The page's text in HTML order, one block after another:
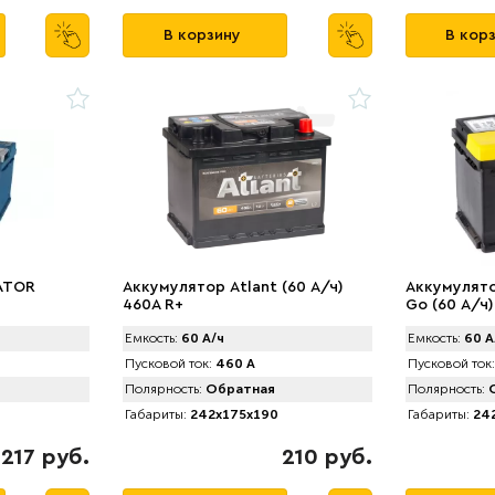
В корзину В
217 руб.
Аккумулятор Atlant (60 А/ч)
460A R+
Емкость: 60 А/ч
Пусковой ток: 460 А
Полярность: Обратная
Габариты: 242x175x190
210 руб.
Go (60 А/ч)
Емкость: 60
Пусковой ток:
Полярность:
Габариты: